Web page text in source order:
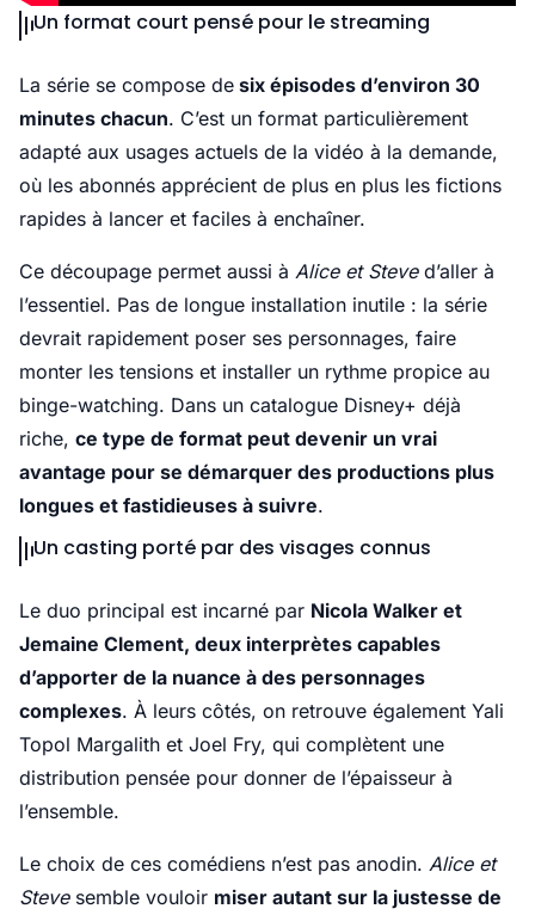
Un format court pensé pour le streaming
La série se compose de six épisodes d’environ 30
minutes chacun. C’est un format particulièrement
adapté aux usages actuels de la vidéo à la demande,
où les abonnés apprécient de plus en plus les fictions
rapides à lancer et faciles à enchaîner.
Ce découpage permet aussi à Alice et Steved’aller à
l’essentiel. Pas de longue installation inutile : la série
devrait rapidement poser ses personnages, faire
monter les tensions et installer un rythme propice au
binge-watching. Dans un catalogue Disney+ déjà
riche, ce type de format peut devenir un vrai
avantage pour se démarquer des productions plus
longues et fastidieuses à suivre.
Un casting porté par des visages connus
Le duo principal est incarné par Nicola Walker et
Jemaine Clement, deux interprètes capables
d’apporter de la nuance à des personnages
complexes. À leurs côtés, on retrouve également Yali
Topol Margalith et Joel Fry, qui complètent une
distribution pensée pour donner de l’épaisseur à
l’ensemble.
Le choix de ces comédiens n’est pas anodin. Alice et
Steve semble vouloir miser autant sur la justesse de